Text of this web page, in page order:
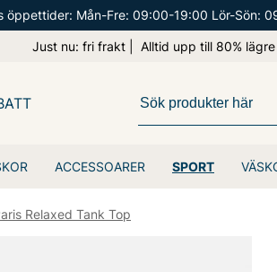
öppettider: Mån-Fre: 09:00-19:00 Lör-Sön:
Just nu: fri frakt | Alltid upp till 80% lägre
ACCESSOARER SPORT
Relaxed Tank Top